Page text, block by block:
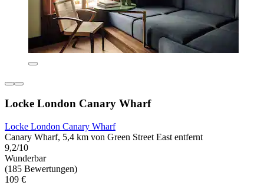
Locke London Canary Wharf
Locke London Canary Wharf
Canary Wharf, 5,4 km von Green Street East entfernt
9,2/10
Wunderbar
(185 Bewertungen)
109 €